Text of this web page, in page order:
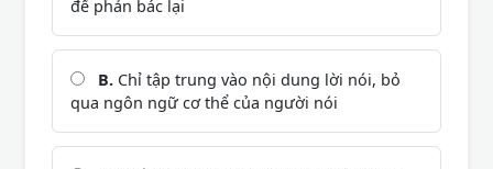
để phản bác lại
B. Chỉ tập trung vào nội dung lời nói, bỏ
qua ngôn ngữ cơ thể của người nói